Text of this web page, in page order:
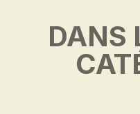
DANS